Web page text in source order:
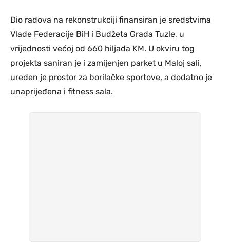
Dio radova na rekonstrukciji finansiran je sredstvima
Vlade Federacije BiH i Budžeta Grada Tuzle, u
vrijednosti većoj od 660 hiljada KM. U okviru tog
projekta saniran je i zamijenjen parket u Maloj sali,
uređen je prostor za borilačke sportove, a dodatno je
unaprijeđena i fitness sala.